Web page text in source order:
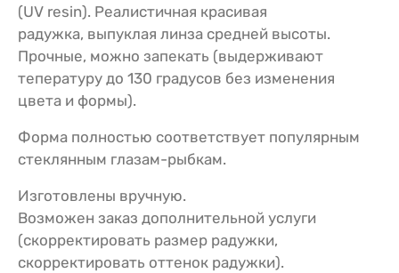
(UV resin). Реалистичная красивая
радужка, выпуклая линза средней высоты.
Прочные, можно запекать (выдерживают
тепературу до 130 градусов без изменения
цвета и формы).
Форма полностью соответствует популярным
стеклянным глазам-рыбкам.
Изготовлены вручную.
Возможен заказ дополнительной услуги
(скорректировать размер радужки,
скорректировать оттенок радужки).